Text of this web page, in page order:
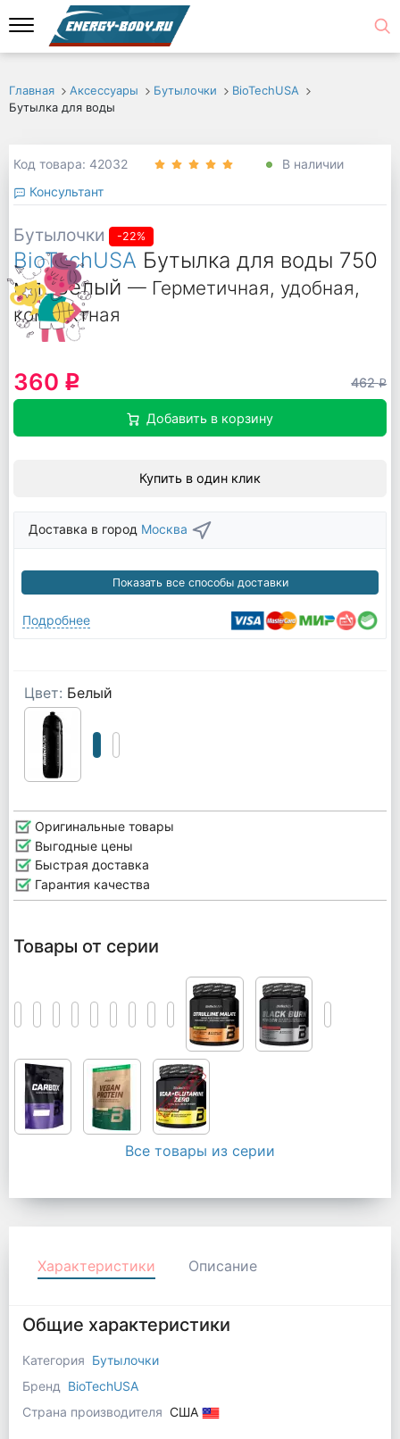
Главная Аксессуары Бутылочки
BioTechUSA
Бутылка для воды
Код товара: 42032
В наличии
Консультант
Бутылочки -22%
BioTechUSA Бутылка для воды 750
мл, Белый — Герметичная, удобная,
компактная
360 q 462q
Добавить в корзину
Купить в один клик
Доставка в город Москва
Показать все способы доставки
Подробнее
Цвет: Белый
Оригинальные товары
Выгодные цены
Быстрая доставка
Гарантия качества
Товары от серии
Все товары из серии
Характеристики Описание
Общие характеристики
Категория Бутылочки
Бренд
BioTechUSA
Страна производителя США